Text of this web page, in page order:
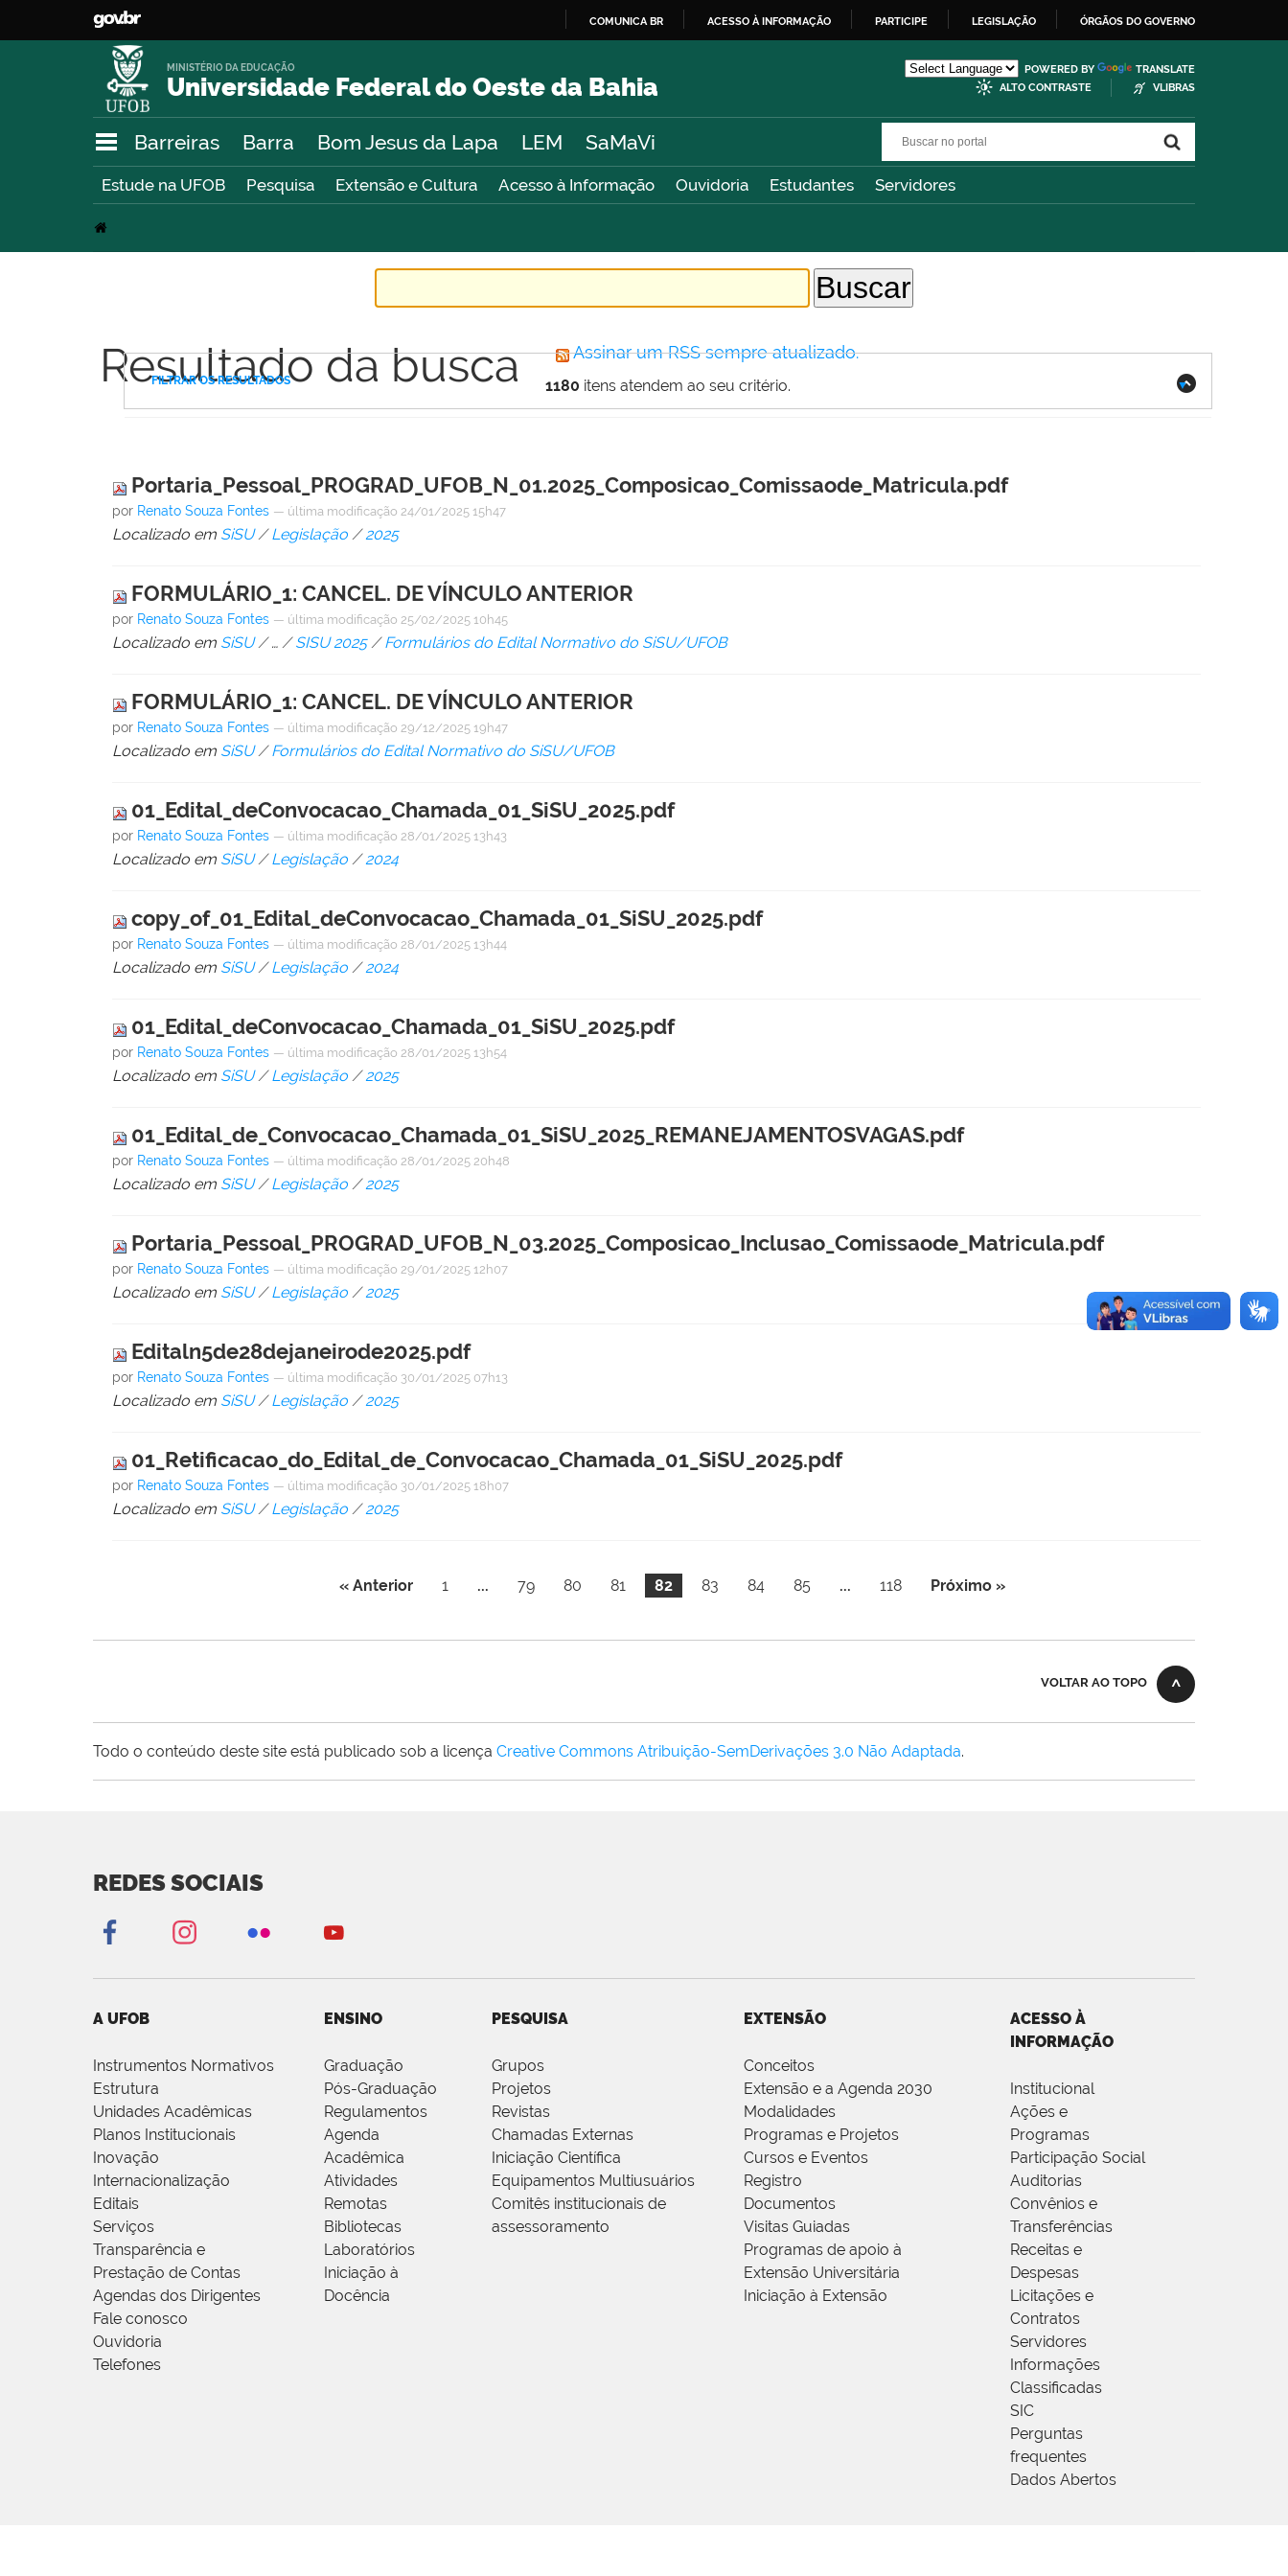
O
COMUNICA BR ACESSO À INFORMAÇÃO PARTICIPE LEGISLAÇÃO ÓRGÃOS DO GOVERNO
Universidade Federal do Oeste da Bahia
MINISTÉRIO DA EDUCAÇÃO POWERED BY
TRANSLATE
ALTO CONTRASTE
VLIBRAS
Barreiras Barra Bom Jesus da Lapa LEM SaMaVi
Estude na UFOB Pesquisa Extensão e Cultura Acesso à Informação Ouvidoria Estudantes Servidores
Resultado da busca Assinar um RSS sempre atualizado.
1180 itens atendem ao seu critério.
FILTRAR OS RESULTADOS
Portaria_Pessoal_PROGRAD_UFOB_N_01.2025_Composicao_Comissaode_Matricula.pdf
por Renato Souza Fontes — última modificação 24/01/2025 15h47
Localizado em SiSU /Legislação /2025
FORMULÁRIO_1: CANCEL. DE VÍNCULO ANTERIOR
por Renato Souza Fontes — última modificação 25/02/2025 10h45
Localizado em SiSU /…/SISU 2025 /Formulários do Edital Normativo do SiSU/UFOB
FORMULÁRIO_1: CANCEL. DE VÍNCULO ANTERIOR
por Renato Souza Fontes — última modificação 29/12/2025 19h47
Localizado em SiSU /Formulários do Edital Normativo do SiSU/UFOB
01_Edital_deConvocacao_Chamada_01_SiSU_2025.pdf
por Renato Souza Fontes — última modificação 28/01/2025 13h43
Localizado em SiSU /Legislação /2024
copy_of_01_Edital_deConvocacao_Chamada_01_SiSU_2025.pdf
por Renato Souza Fontes — última modificação 28/01/2025 13h44
Localizado em SiSU /Legislação /2024
01_Edital_deConvocacao_Chamada_01_SiSU_2025.pdf
por Renato Souza Fontes — última modificação 28/01/2025 13h54
Localizado em SiSU /Legislação /2025
01_Edital_de_Convocacao_Chamada_01_SiSU_2025_REMANEJAMENTOSVAGAS.pdf
por Renato Souza Fontes — última modificação 28/01/2025 20h48
Localizado em SiSU /Legislação /2025
Portaria_Pessoal_PROGRAD_UFOB_N_03.2025_Composicao_Inclusao_Comissaode_Matricula.pdf
por Renato Souza Fontes — última modificação 29/01/2025 12h07
Localizado em SiSU /Legislação /2025
Editaln5de28dejaneirode2025.pdf
por Renato Souza Fontes — última modificação 30/01/2025 07h13
Localizado em SiSU /Legislação /2025
01_Retificacao_do_Edital_de_Convocacao_Chamada_01_SiSU_2025.pdf
por Renato Souza Fontes — última modificação 30/01/2025 18h07
Localizado em SiSU /Legislação /2025
« Anterior 1 ... 79 80 81 82 83 84 85 ... 118 Próximo »
VOLTAR AO TOPO
Todo o conteúdo deste site está publicado sob a licença Creative Commons Atribuição-SemDerivações 3.0 Não Adaptada.
REDES SOCIAIS
A UFOB
Instrumentos Normativos
Estrutura
Unidades Acadêmicas
Planos Institucionais
Inovação
Internacionalização
Editais
Serviços
Transparência e
Prestação de Contas
Agendas dos Dirigentes
Fale conosco
Ouvidoria
Telefones
ENSINO
Graduação
Pós-Graduação
Regulamentos
Agenda
Acadêmica
Atividades
Remotas
Bibliotecas
Laboratórios
Iniciação à
Docência
PESQUISA
Grupos
Projetos
Revistas
Chamadas Externas
Iniciação Científica
Equipamentos Multiusuários
Comitês institucionais de
assessoramento
EXTENSÃO
Conceitos
Extensão e a Agenda 2030
Modalidades
Programas e Projetos
Cursos e Eventos
Registro
Documentos
Visitas Guiadas
Programas de apoio à
Extensão Universitária
Iniciação à Extensão
ACESSO À
INFORMAÇÃO
Institucional
Ações e
Programas
Participação Social
Auditorias
Convênios e
Transferências
Receitas e
Despesas
Licitações e
Contratos
Servidores
Informações
Classificadas
SIC
Perguntas
frequentes
Dados Abertos